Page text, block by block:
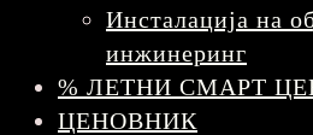
Инсталација на
инжинеринг
% ЛЕТНИ СМАРТ
ЦЕНОВНИК